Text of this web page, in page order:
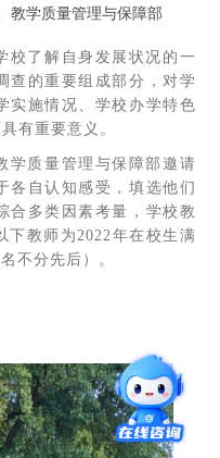
教学质量管理与保障部
校了解自身发展状况的一
查的重要组成部分，对学
实施情况、学校办学特色
有重要意义。
学质量管理与保障部邀请
各自认知感受，填选他们
合多类因素考量，学校教
下教师为2022年在校生满
不分先后）。